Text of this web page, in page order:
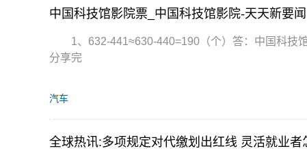
中国科技馆影院票_中国科技馆影院-天天新要闻
1、632-441≈630-440=190（个）答：中国科技
分享完
汽车
全球热讯:多项规定对代缴划出红线 灵活就业者